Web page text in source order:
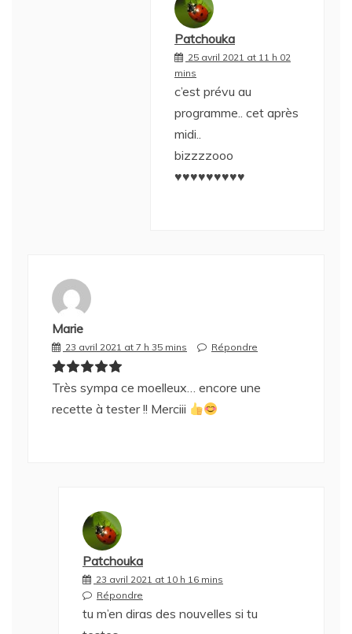
Patchouka
25 avril 2021 at 11 h 02
mins
c’est prévu au
programme.. cet après
midi..
bizzzzooo
♥♥♥♥♥♥♥♥♥
Marie
23 avril 2021 at 7 h 35 mins Répondre
Très sympa ce moelleux… encore une
recette à tester !! Merciii
Patchouka
23 avril 2021 at 10 h 16 mins
Répondre
tu m’en diras des nouvelles si tu